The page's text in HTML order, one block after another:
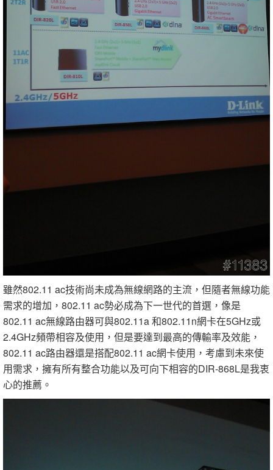
雖然802.11 ac技術尚未成為無線網路的主流，但隨者無線功能
需求的增加，802.11 ac勢必成為下一世代的首選，像是
802.11 ac無線路由器可與802.11a 和802.11n網卡在5GHz或
2.4GHz頻帶相容及使用，但是要達到最高的傳輸率及效能，
802.11 ac路由器還是搭配802.11 ac網卡使用，考慮到未來使
用需求，擁有所有整合功能以及可向下相容的DIR-868L是我衷
心的推薦。